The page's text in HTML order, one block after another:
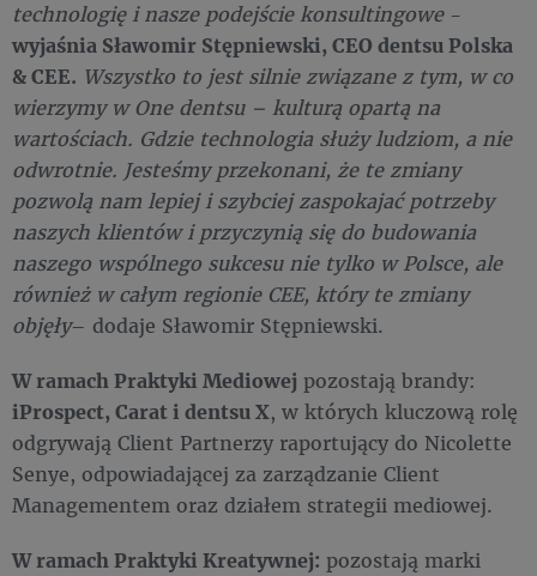
technologię i nasze podejście konsultingowe-
wyjaśnia Sławomir Stępniewski, CEO dentsu Polska
& CEE. Wszystko to jest silnie związane z tym, w co
wierzymy w One dentsu – kulturą opartą na
wartościach. Gdzie technologia służy ludziom, a nie
odwrotnie. Jesteśmy przekonani, że te zmiany
pozwolą nam lepiej i szybciej zaspokajać potrzeby
naszych klientów i przyczynią się do budowania
naszego wspólnego sukcesu nie tylko w Polsce, ale
również w całym regionie CEE, który te zmiany
objęły– dodaje Sławomir Stępniewski.
W ramach Praktyki Mediowej pozostają brandy:
iProspect, Carat i dentsu X, w których kluczową rolę
odgrywają Client Partnerzy raportujący do Nicolette
Senye, odpowiadającej za zarządzanie Client
Managementem oraz działem strategii mediowej.
W ramach Praktyki Kreatywnej: pozostają marki